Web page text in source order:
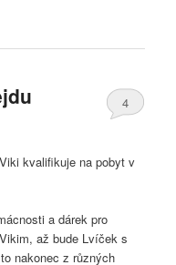
4
kvalifikuje na pobyt v
a dárek pro
až bude Lvíček s
nakonec z různých